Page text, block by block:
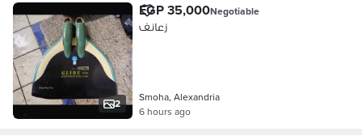
2
EGP 35,000Negotiable
زعانف
Smoha, Alexandria
6 hours ago